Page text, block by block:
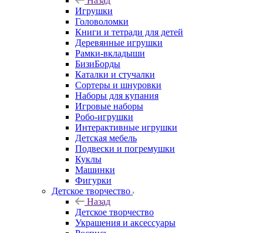
Игрушки
Головоломки
Книги и тетради для детей
Деревянные игрушки
Рамки-вкладыши
БизиБорды
Каталки и стучалки
Сортеры и шнуровки
Наборы для купания
Игровые наборы
Робо-игрушки
Интерактивные игрушки
Детская мебель
Подвески и погремушки
Куклы
Машинки
Фигурки
Детское творчество
Назад
Детское творчество
Украшения и аксессуары